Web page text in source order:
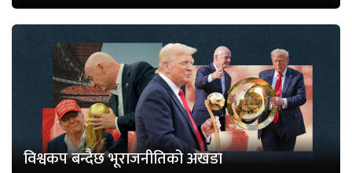
विश्वकप बन्दैछ भूराजनीतिको अखडा